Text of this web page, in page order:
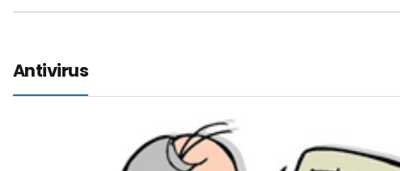
Antivirus